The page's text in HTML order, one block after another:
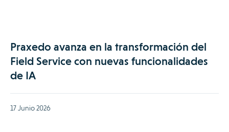
Praxedo avanza en la transformación del
Field Service con nuevas funcionalidades
de IA
17 Junio 2026